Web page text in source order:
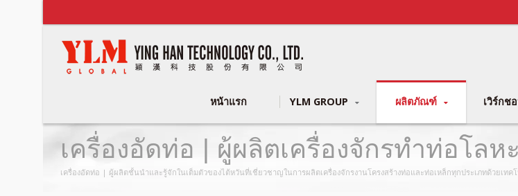
หน้าแรก YLM GROUP ผลิตภัณฑ์ เวิร์กช
เครื่องอัดท่อ | ผู้ผลิตเครื่องจักรทำท่อโลห
เครื่องอัดท่อ | ผู้ผลิตชั้นนำและรู้จักในเต็มตัวของไต้หวันที่เชี่ยวชาญในการผลิตเครื่องจักรงานโครงสร้างท่อและท่อเหล็กทุกประเภทด้วยเทคโ